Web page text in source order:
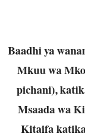
Baadhi ya
Mkuu wa
pichani),
Msaada wa
Kitaifa